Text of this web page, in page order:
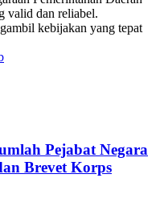
valid dan reliabel.
kebijakan yang tepat
Pejabat Negara
Brevet Korps